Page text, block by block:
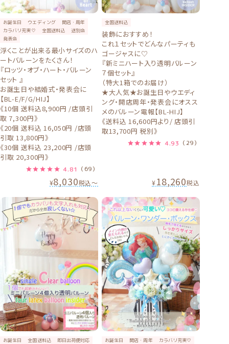
お誕生日 ウエディング
開店・周年
カラバリ充実♡
全国送料込
送別会
発表会
浮くことが出来る最小サイズのハ
ートバルーンをたくさん！
『ロッツ・オブ・ハート・バルーン
セット 』
お誕生日や結婚式・発表会に
【BL-E/F/G/HIJ】
《10個 送料込8,900円 /店頭引
取 7,300円》
《20個 送料込 16,050円 /店頭
引取 13,800円》
《30個 送料込 23,200円 /店頭
引取 20,300円》
4.81 （69）
¥8,030税込〜
全国送料込
装飾におすすめ！
これ１セットでどんなパーティも
ゴージャスに♡
『新ミニハート入り透明バルーン
７個セット』
（特大1箱でのお届け）
★大人気★お誕生日やウエディ
ング・開店周年・発表会にオスス
メのバルーン電報【BL-HIJ】
《送料込 16,600円より/ 店頭引
取13,700円 税別》
4.93 （29）
¥18,260税込
お誕生日 全国送料込 即日出荷便対応 お誕生日 開店・周年
カラバリ充実♡